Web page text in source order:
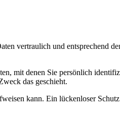
vertraulich und entsprechend
mit denen Sie persönlich
das geschieht.
kann. Ein lückenloser